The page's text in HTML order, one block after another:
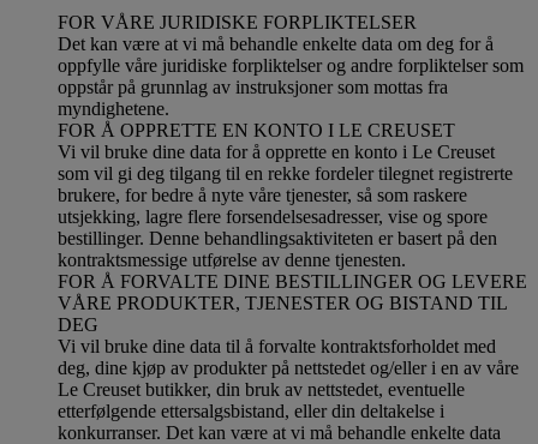
FOR VÅRE JURIDISKE FORPLIKTELSER
Det kan være at vi må behandle enkelte data om deg for å
oppfylle våre juridiske forpliktelser og andre forpliktelser som
oppstår på grunnlag av instruksjoner som mottas fra
myndighetene.
FOR Å OPPRETTE EN KONTO I LE CREUSET
Vi vil bruke dine data for å opprette en konto i Le Creuset
som vil gi deg tilgang til en rekke fordeler tilegnet registrerte
brukere, for bedre å nyte våre tjenester, så som raskere
utsjekking, lagre flere forsendelsesadresser, vise og spore
bestillinger. Denne behandlingsaktiviteten er basert på den
kontraktsmessige utførelse av denne tjenesten.
FOR Å FORVALTE DINE BESTILLINGER OG LEVERE
VÅRE PRODUKTER, TJENESTER OG BISTAND TIL
DEG
Vi vil bruke dine data til å forvalte kontraktsforholdet med
deg, dine kjøp av produkter på nettstedet og/eller i en av våre
Le Creuset butikker, din bruk av nettstedet, eventuelle
etterfølgende ettersalgsbistand, eller din deltakelse i
konkurranser. Det kan være at vi må behandle enkelte data